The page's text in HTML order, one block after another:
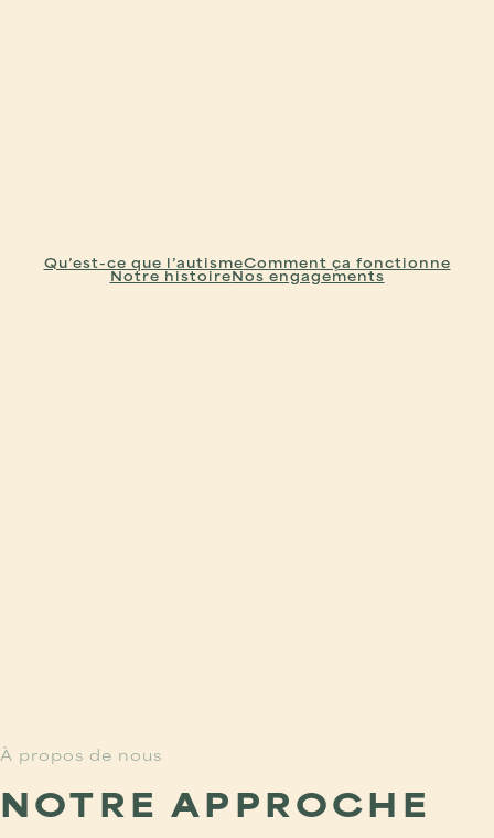
Qu’est-ce que l’autismeComment ça fonctionne
Notre histoire Nos engagements
À propos de nous
NOTRE APPROCHE